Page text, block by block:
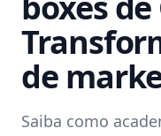
de
Saiba como